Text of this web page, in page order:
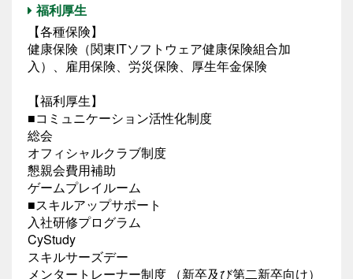
福利厚生
【各種保険】
健康保険（関東ITソフトウェア健康保険組合加
入）、雇用保険、労災保険、厚生年金保険
【福利厚生】
■コミュニケーション活性化制度
総会
オフィシャルクラブ制度
懇親会費用補助
ゲームプレイルーム
■スキルアップサポート
入社研修プログラム
CyStudy
スキルサーズデー
メンタートレーナー制度 （新卒及び第二新卒向け）